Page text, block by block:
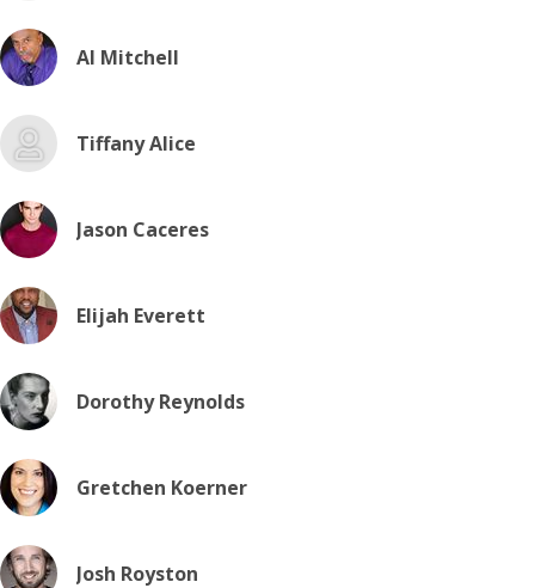
Al Mitchell
Tiffany Alice
Jason Caceres
Elijah Everett
Dorothy Reynolds
Gretchen Koerner
Josh Royston